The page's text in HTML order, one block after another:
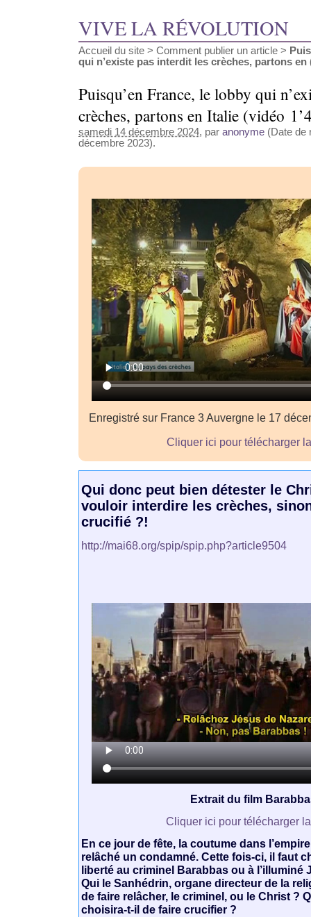
VIVE LA RÉVOLUTION
Accueil du site > Comment publier un article >
qui n’existe pas interdit les crèches, partons en
Puisqu’en France, le lobby qui
crèches, partons en Italie (vidéo
samedi 14 décembre 2024, par anonyme (Date de
décembre 2023).
Enregistré sur France 3 Auvergne le 17
Cliquer ici pour télécharger
Qui donc peut bien détester le
vouloir interdire les crèches,
crucifié ?!
http://mai68.org/spip/spip.php?article9504
Extrait du film
Cliquer ici pour télécharger
En ce jour de fête, la coutume dans
relâché un condamné. Cette fois-ci, il faut
liberté au criminel Barabbas ou à l’illuminé
Qui le Sanhédrin, organe directeur de la
de faire relâcher, le criminel, ou le Christ ?
choisira-t-il de faire crucifier ?